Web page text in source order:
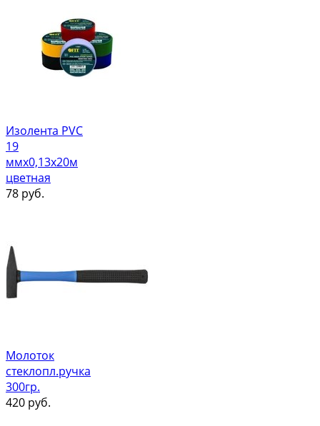
Изолента PVC
19
ммх0,13х20м
цветная
78 руб.
Молоток
стеклопл.ручка
300гр.
420 руб.